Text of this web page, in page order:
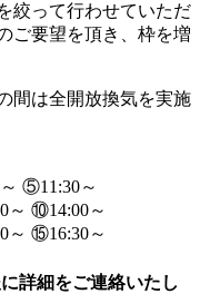
絞って行わせていただ
ご要望を頂き、枠を増
間は全開放換気を実施
⑤11:30～
～ ⑩14:00～
～ ⑮16:30～
に詳細をご連絡いたし